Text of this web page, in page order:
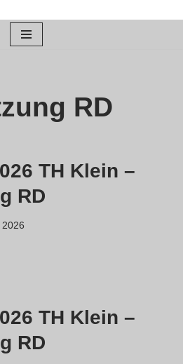
RD
TH Klein –
RD
2026
TH Klein –
RD